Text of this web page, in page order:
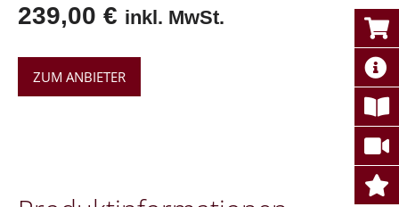
239,00 € inkl. MwSt.
ZUM ANBIETER